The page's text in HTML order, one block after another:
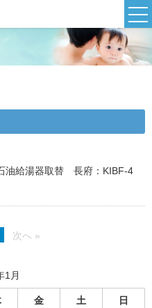
油給湯器取替 長府：KIBF-4
次へ »
1月
金 土 日